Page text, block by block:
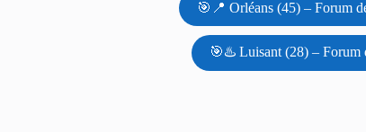
🎯📍 Orléans (45) – Forum
🎯♨️ Luisant (28) – Forum